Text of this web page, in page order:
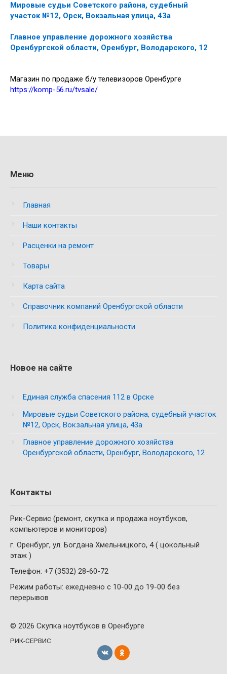
Мировые судьи Советского района, судебный
участок №12, Орск, Вокзальная улица, 43а
Главное управление дорожного хозяйства
Оренбургской области, Оренбург, Володарского, 12
Магазин по продаже б/у телевизоров Оренбурге
https://komp-56.ru/tvsale/
Меню
Главная
Наши контакты
Расценки на ремонт
Товары
Карта сайта
Справочник компаний Оренбургской области
Политика конфиденциальности
Новое на сайте
Единая служба спасения 112 в Орске
Мировые судьи Советского района, судебный участок
№12, Орск, Вокзальная улица, 43а
Главное управление дорожного хозяйства
Оренбургской области, Оренбург, Володарского, 12
Контакты
Рик-Сервис (ремонт, скупка и продажа ноутбуков,
компьютеров и мониторов)
г. Оренбург, ул. Богдана Хмельницкого, 4 ( цокольный
этаж )
Телефон: +7 (3532) 28-60-72
Режим работы: ежедневно с 10-00 до 19-00 без
перерывов
© 2026 Скупка ноутбуков в Оренбурге
РИК-СЕРВИС